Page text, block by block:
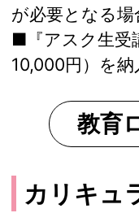
が必要となる場
■『アスク生受
10,000円）を納
教育
カリキュ